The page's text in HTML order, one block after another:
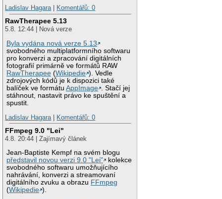
Ladislav Hagara| Komentářů: 0
RawTherapee 5.13
5.8. 12:44 | Nová verze
Byla vydána nová verze 5.13
svobodného multiplatformního softwaru
pro konverzi a zpracování digitálních
fotografií primárně ve formátů RAW
RawTherapee (Wikipedie ). Vedle
zdrojových kódů je k dispozici také
balíček ve formátuAppImage
. Stačí jej
stáhnout, nastavit právo ke spuštění a
spustit.
Ladislav Hagara| Komentářů: 0
FFmpeg 9.0 "Lei"
4.8. 20:44 | Zajímavý článek
Jean-Baptiste Kempf na svém blogu
představil novou verzi 9.0 "Lei"
kolekce
svobodného softwaru umožňujícího
nahrávání, konverzi a streamovaní
digitálního zvuku a obrazu FFmpeg
(Wikipedie ).